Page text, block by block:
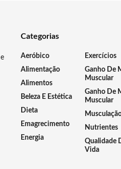
Categorias
Aeróbico
Alimentação
Alimentos
Beleza E Estética
Dieta
Emagrecimento
Energia
Exercícios
Ganho De
Muscular
Ganho De
Muscular
Nutrientes
Qualidade
Vida